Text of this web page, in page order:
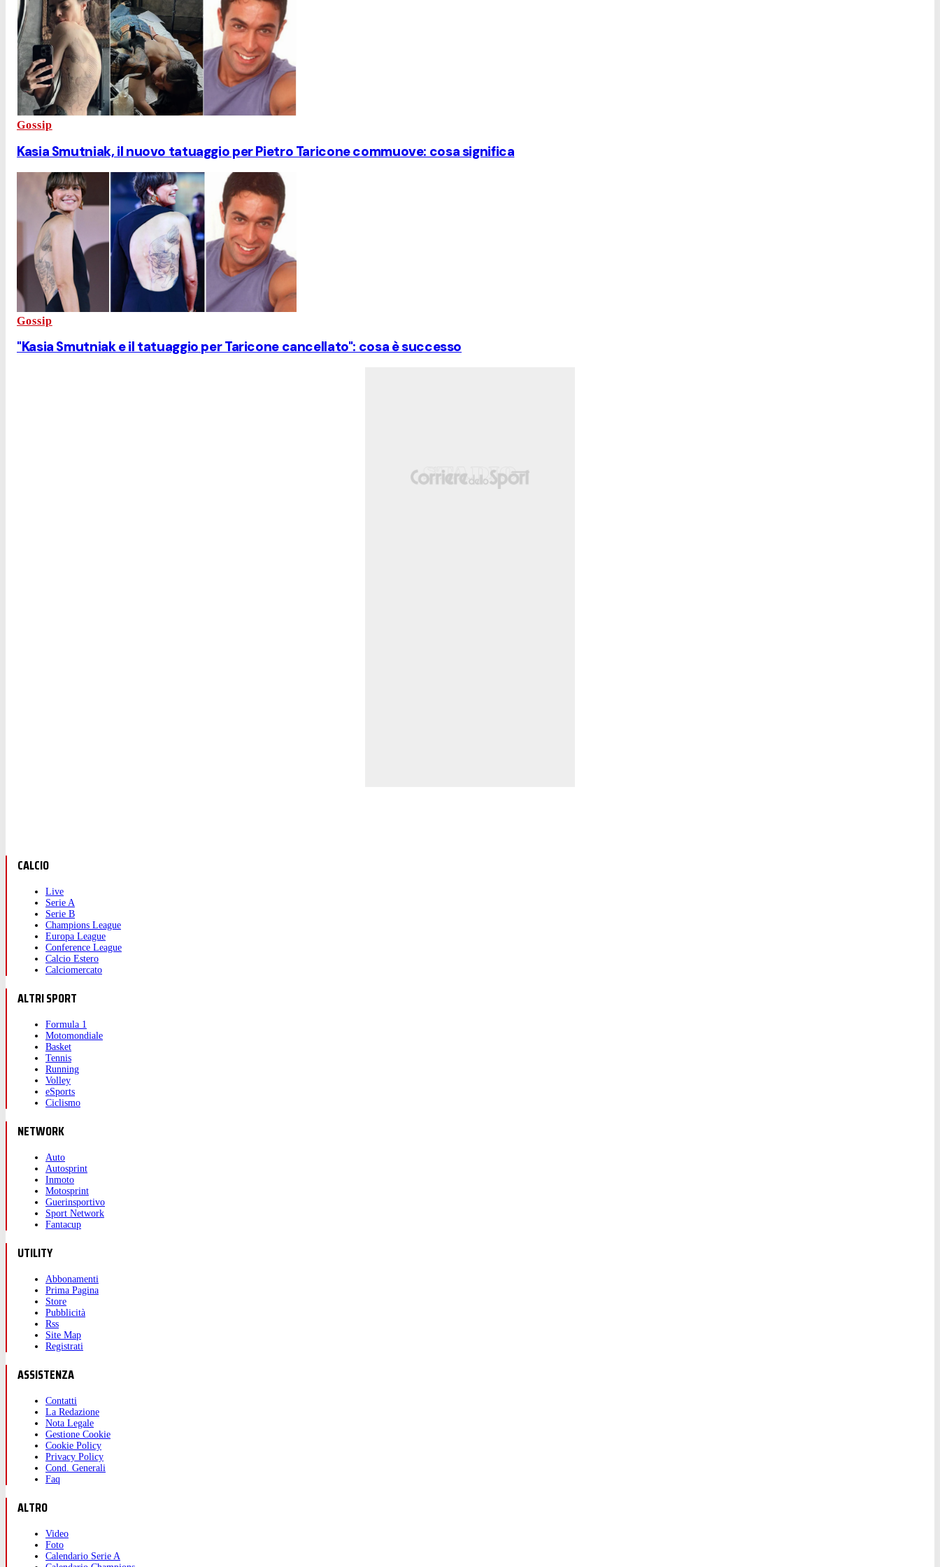
Gossip
Kasia Smutniak, il nuovo tatuaggio per Pietro Taricone commuove: cosa significa
Gossip
"Kasia Smutniak e il tatuaggio per Taricone cancellato": cosa è successo
CALCIO
Live
Serie A
Serie B
Champions League
Europa League
Conference League
Calcio Estero
Calciomercato
ALTRI SPORT
Formula 1
Motomondiale
Basket
Tennis
Running
Volley
eSports
Ciclismo
NETWORK
Auto
Autosprint
Inmoto
Motosprint
Guerinsportivo
Sport Network
Fantacup
UTILITY
Abbonamenti
Prima Pagina
Store
Pubblicità
Rss
Site Map
Registrati
ASSISTENZA
Contatti
La Redazione
Nota Legale
Gestione Cookie
Cookie Policy
Privacy Policy
Cond. Generali
Faq
ALTRO
Video
Foto
Calendario Serie A